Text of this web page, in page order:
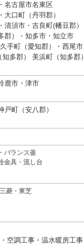
名古屋市名東区
口町（丹羽郡）
須市・吉良町(幡豆郡）
郡）・知多市・知立市
手町（愛知郡）・西尾市
多郡） 美浜町（知多郡）
鹿市・津市
町（安八郡）
バランス釜
金具・流し台
菱・東芝
空調工事・温水暖房工事